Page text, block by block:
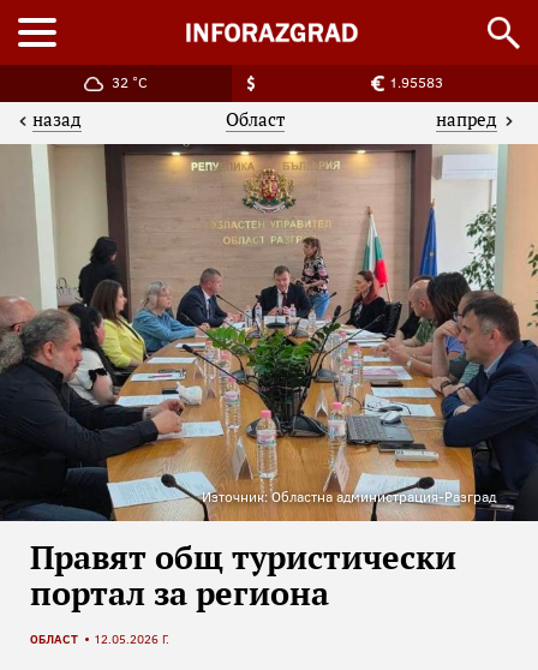
32 °C 1.95583
назад Област напред
Източник: Областна администрация-Разград
Правят общ туристически
портал за региона
ОБЛАСТ 12.05.2026 Г.